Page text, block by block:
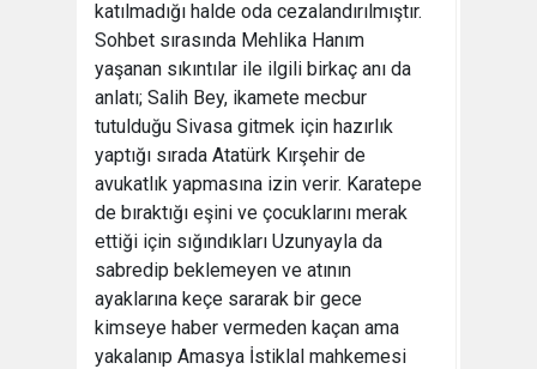
katılmadığı halde oda cezalandırılmıştır.
Sohbet sırasında Mehlika Hanım
yaşanan sıkıntılar ile ilgili birkaç anı da
anlatı; Salih Bey, ikamete mecbur
tutulduğu Sivasa gitmek için hazırlık
yaptığı sırada Atatürk Kırşehir de
avukatlık yapmasına izin verir. Karatepe
de bıraktığı eşini ve çocuklarını merak
ettiği için sığındıkları Uzunyayla da
sabredip beklemeyen ve atının
ayaklarına keçe sararak bir gece
kimseye haber vermeden kaçan ama
yakalanıp Amasya İstiklal mahkemesi